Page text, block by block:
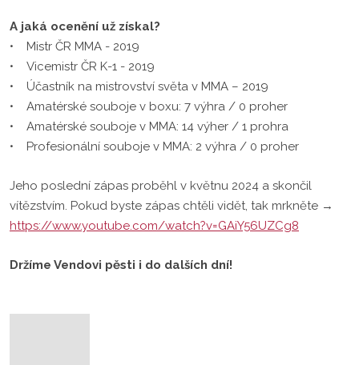
A jaká ocenění už získal?
• Mistr ČR MMA - 2019
• Vicemistr ČR K-1 - 2019
• Účastník na mistrovství světa v MMA – 2019
• Amatérské souboje v boxu: 7 výhra / 0 proher
• Amatérské souboje v MMA: 14 výher / 1 prohra
• Profesionální souboje v MMA: 2 výhra / 0 proher
Jeho poslední zápas proběhl v květnu 2024 a skončil
vítězstvím. Pokud byste zápas chtěli vidět, tak mrkněte →
https://www.youtube.com/watch?v=GAiY56UZCg8
Držíme Vendovi pěsti i do dalších dní!